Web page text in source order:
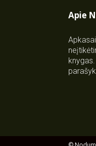
Apie